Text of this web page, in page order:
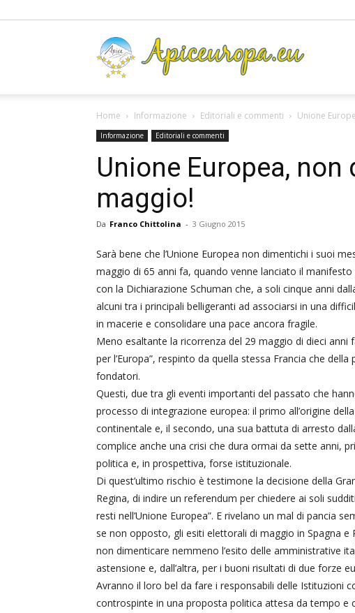
Home Informazione Editoriali e commenti Unione
Informazione Editoriali e commenti
Unione Europea,
maggio!
Da Franco Chittolina - 3 Giugno 2015
Sarà bene che l’Unione Europea non dimentichi i suoi
maggio di 65 anni fa, quando venne lanciato il
con la Dichiarazione Schuman che, a soli cinque anni
alcuni tra i principali belligeranti ad associarsi in una
in macerie e consolidare una pace ancora fragile.
Meno esaltante la ricorrenza del 29 maggio di dieci anni
per l’Europa”, respinto da quella stessa Francia che
fondatori.
Questi, due tra gli eventi importanti del passato che
processo di integrazione europea: il primo all’origine
continentale e, il secondo, una sua battuta di arresto
complice anche una crisi che dura ormai da sette anni,
politica e, in prospettiva, forse istituzionale.
Di quest’ultimo rischio è testimone la decisione della
Regina, di indire un referendum per chiedere ai soli
resti nell’Unione Europea”. E rivelano un mal di pancia
se non opposto, gli esiti elettorali di maggio in Spagna
non dimenticare nemmeno l’esito delle amministrative
astensione e, dall’altra, per i buoni risultati di due forze
Avranno il loro bel da fare i responsabili delle Istituzioni
controspinte in una proposta politica attesa da tempo e